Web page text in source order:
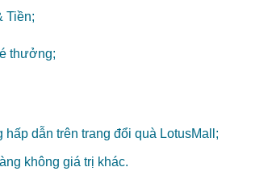
Tiền;
thưởng;
hấp dẫn trên trang đổi quà LotusMall;
không giá trị khác.